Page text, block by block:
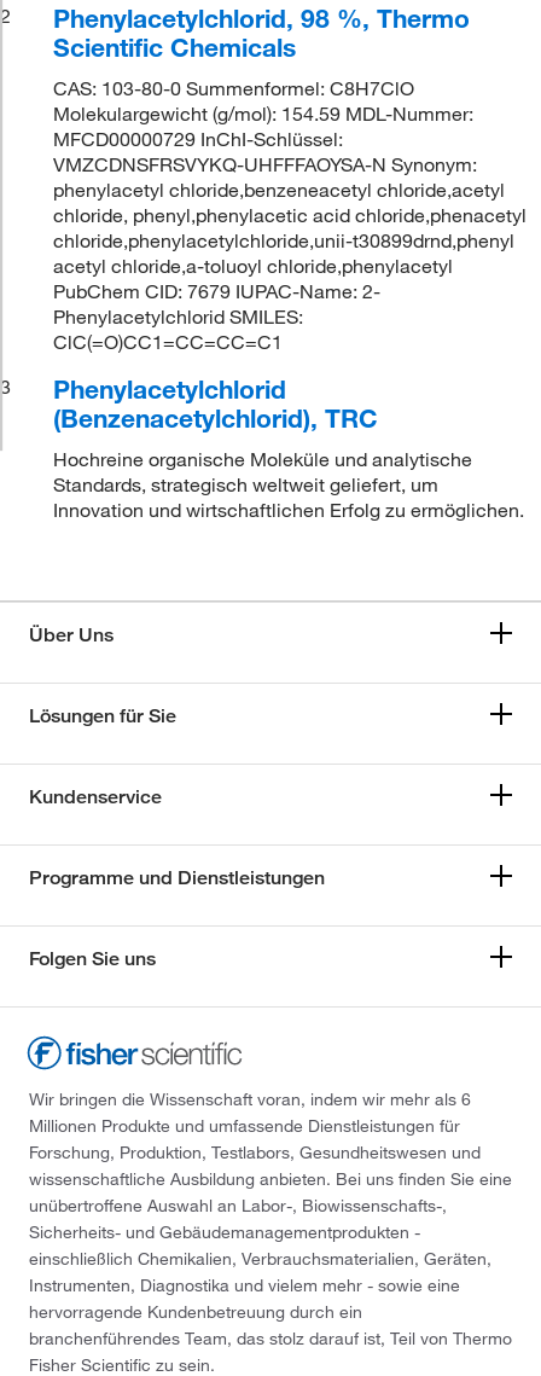
2
Phenylacetylchlorid, 98 %, Thermo
Scientific Chemicals
CAS: 103-80-0 Summenformel: C8H7ClO
Molekulargewicht (g/mol): 154.59 MDL-Nummer:
MFCD00000729 InChI-Schlüssel:
VMZCDNSFRSVYKQ-UHFFFAOYSA-N Synonym:
phenylacetyl chloride,benzeneacetyl chloride,acetyl
chloride, phenyl,phenylacetic acid chloride,phenacetyl
chloride,phenylacetylchloride,unii-t30899drnd,phenyl
acetyl chloride,a-toluoyl chloride,phenylacetyl
PubChem CID: 7679 IUPAC-Name: 2-
Phenylacetylchlorid SMILES:
ClC(=O)CC1=CC=CC=C1
3
Phenylacetylchlorid
(Benzenacetylchlorid), TRC
Hochreine organische Moleküle und analytische
Standards, strategisch weltweit geliefert, um
Innovation und wirtschaftlichen Erfolg zu ermöglichen.
Über Uns
Lösungen für Sie
Kundenservice
Programme und Dienstleistungen
Folgen Sie uns
Wir bringen die Wissenschaft voran, indem wir mehr als 6
Millionen Produkte und umfassende Dienstleistungen für
Forschung, Produktion, Testlabors, Gesundheitswesen und
wissenschaftliche Ausbildung anbieten. Bei uns finden Sie eine
unübertroffene Auswahl an Labor-, Biowissenschafts-,
Sicherheits- und Gebäudemanagementprodukten -
einschließlich Chemikalien, Verbrauchsmaterialien, Geräten,
Instrumenten, Diagnostika und vielem mehr - sowie eine
hervorragende Kundenbetreuung durch ein
branchenführendes Team, das stolz darauf ist, Teil von Thermo
Fisher Scientific zu sein.